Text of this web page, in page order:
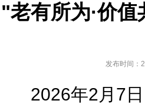
"老有所为·价
发布时间：
2026年2月7